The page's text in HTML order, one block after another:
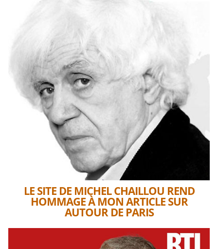
LE SITE DE MICHEL CHAILLOU REND
HOMMAGE À MON ARTICLE SUR
AUTOUR DE PARIS